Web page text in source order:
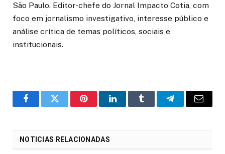
São Paulo. Editor-chefe do Jornal Impacto Cotia, com
foco em jornalismo investigativo, interesse público e
análise crítica de temas políticos, sociais e
institucionais.
o
Twitter PinterestLinkedInTumblr Telegrama
E-
NOTICIAS RELACIONADAS